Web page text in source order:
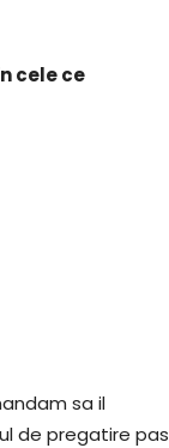
cele ce
sa il
de pregatire pas